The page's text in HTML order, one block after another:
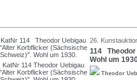
26.
114 Theodor
Wohl um
Theodor